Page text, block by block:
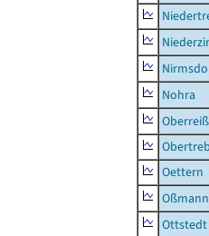
Nohra
Oettern
Ottstedt